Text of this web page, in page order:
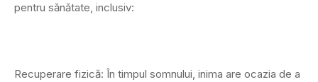
pentru sănătate, inclusiv:
Recuperare fizică: În timpul somnului, inima are ocazia de a